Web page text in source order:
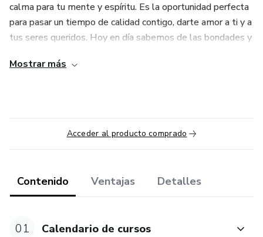
calma para tu mente y espíritu. Es la oportunidad perfecta
para pasar un tiempo de calidad contigo, darte amor a ti y a
tus seres queridos. Hoy en día sabemos de las bondades y
actividad tan sencilla y bella como tejer en crochet...
Mostrar más
Acceder al producto comprado
Contenido Ventajas Detalles
01 Calendario de cursos